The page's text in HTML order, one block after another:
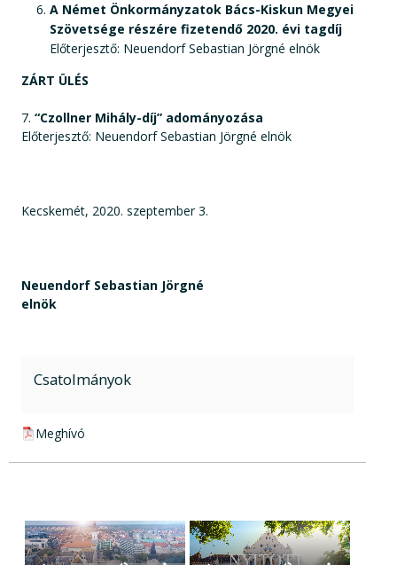
A Német Önkormányzatok Bács-Kiskun Megyei
Szövetsége részére fizetendő 2020. évi tagdíj
Előterjesztő: Neuendorf Sebastian Jörgné elnök
ZÁRT ÜLÉS
7. “Czollner Mihály-díj” adományozása
Előterjesztő: Neuendorf Sebastian Jörgné elnök
Kecskemét, 2020. szeptember 3.
Neuendorf Sebastian Jörgné
elnök
Csatolmányok
pdf csatolmány:
Meghívó